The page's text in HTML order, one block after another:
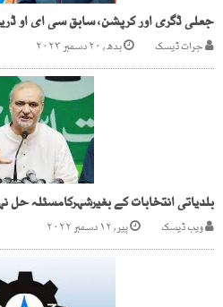
جعلی ڈگری اور کرپشن، سابق سی ای او
جرات ڈیسک بدھ, ۲۰ دسمبر ۲۰۲۳
بلدیاتی انتخابات کے بغیرشہرکامسئلہ حل
ویب ڈیسک پیر, ۱۲ دسمبر ۲۰۲۲